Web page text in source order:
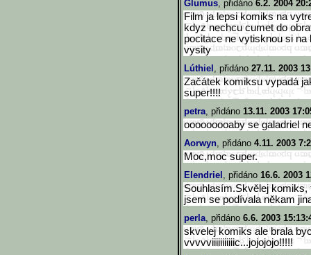
Glumus, přidáno 6.2. 2004
Film ja lepsi komiks na
kdyz nechcu cumet do
pocitace ne vytisknou si
vysity
Lúthiel , přidáno 27.11. 2003
Začátek komiksu vypadá
super!!!!
petra, přidáno 13.11. 2003
ooooooooaby se galadriel
Aorwyn, přidáno 4.11. 2003
Moc,moc super.
Elendriel , přidáno 16.6. 2003
Souhlasím.Skvělej
jsem se podívala někam
perla, přidáno 6.6. 2003
skvelej komiks ale brala
vvvvviiiiiiiiiiic...jojojojo!!!!!